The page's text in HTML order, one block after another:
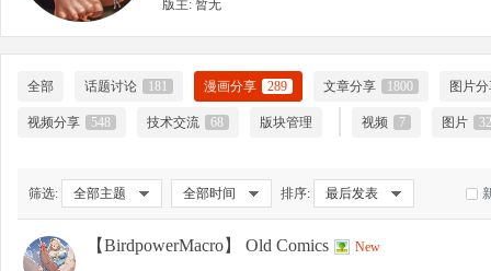
版主: 暂无
全部 话题讨论 181 漫画分享 289 文章分享 1800 图片
视频分享 548 技术交流 68 版块管理 视频 7 图片 32
筛选: 全部主题 全部时间 排序: 最后发表
【BirdpowerMacro】 Old Comics New